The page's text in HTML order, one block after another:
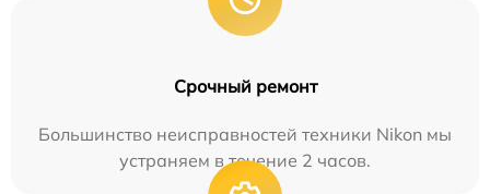
Срочный ремонт
Большинство неисправностей техники Nikon мы
устраняем в течение 2 часов.